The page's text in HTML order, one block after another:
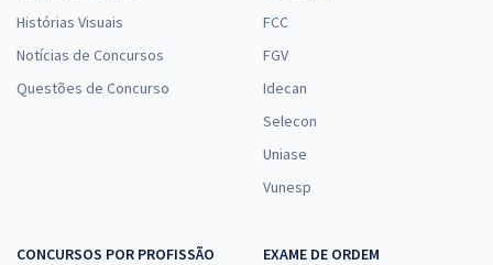
Histórias Visuais
Notícias de Concursos
Questões de Concurso
FCC
FGV
Idecan
Selecon
Uniase
Vunesp
CONCURSOS POR PROFISSÃO
EXAME DE ORDEM